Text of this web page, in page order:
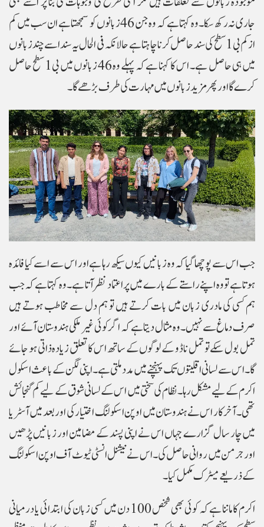
جاری نہ رکھ سکا۔وہ کہتا ہے کہ وہ جن 46 زبانوں کو سمجھتا ہے ان سب میں کم
از کم بی1 سطح کی سند حاصل کرنا چاہتا ہے حالانکہ فی الحال یہ سند اسے چند زبانوں
میں ہی حاصل ہے۔ اس کا کہنا ہے کہ پہلے وہ 46 زبانوں میں بی1 سطح حاصل
کرے گا اور پھر مزید زبانوں میں مہارت کی طرف بڑھے گا۔
جب اس سے پوچھا گیا کہ وہ زبانیں کیوں سیکھ رہا ہے اور اس سے اسے کیا فائدہ
ہوتا ہے تو وہ اپنے راستے کے بارے میں پراعتماد نظر آتا ہے۔ وہ کہتا ہے کہ جب
ہم کسی کی مادری زبان میں بات کرتے ہیں تو ہم دل سے مخاطب ہوتے ہیں
صرف دماغ سے نہیں۔وہ مثال دیتا ہے کہ اگر کوئی غیر ملکی ہندوستان آئے اور
تمل بول سکے تو تمل ناڈو کے لوگوں کے ساتھ اس کا تعلق زیادہ ذاتی ہو جائے
گا۔ اس سے لسانی اقلیتوں تک پہنچنے میں مدد ملتی ہے۔اپنی لگن کے باعث اسکول
اکرم کے لیے مشکل رہا۔ نظام کی سختی میں اس کے لسانی شوق کے لیے کم گنجائش
تھی۔ آخرکار اس نے ہندوستان میں اوپن اسکولنگ اختیار کی اور بعد میں آسٹریا
میں چار سال گزارے جہاں اس نے اپنی پسند کے مضامین اور زبانیں پڑھیں
اور جرمن میں روانی حاصل کی۔ اس نے نیشنل انسٹی ٹیوٹ آف اوپن اسکولنگ
کے ذریعے میٹرک مکمل کیا۔
اکرم کا ماننا ہے کہ کوئی بھی شخص 100 دن میں کسی زبان کی ابتدائی یا درمیانی